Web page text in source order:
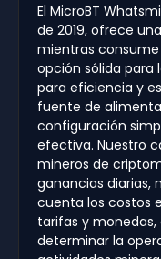
El MicroBT
de 2019, ofrece
mientras consume
opción sólida para
para eficiencia y
fuente de
configuración
efectiva. Nuestro
mineros de
ganancias diarias,
cuenta los costos
tarifas y
determinar la